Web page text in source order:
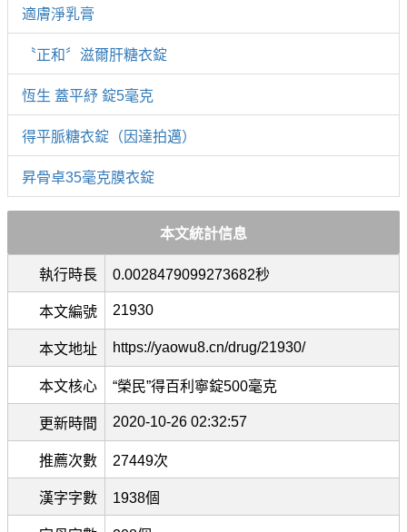
適膚淨乳膏
〝正和〞滋爾肝糖衣錠
恆生 蓋平紓 錠5毫克
得平脈糖衣錠（因達拍邁）
昇骨卓35毫克膜衣錠
本文統計信息
執行時長 0.0028479099273682秒
本文編號 21930
本文地址 https://yaowu8.cn/drug/21930/
本文核心 “榮民”得百利寧錠500毫克
更新時間 2020-10-26 02:32:57
推薦次數 27449次
漢字字數 1938個